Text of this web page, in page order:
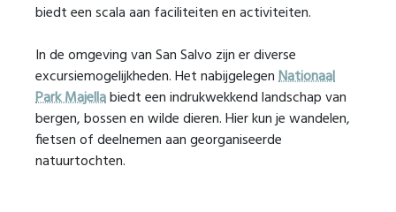
biedt een scala aan faciliteiten en activiteiten.
In de omgeving van San Salvo zijn er diverse
excursiemogelijkheden. Het nabijgelegenNationaal
Park Majellabiedt een indrukwekkend landschap van
bergen, bossen en wilde dieren. Hier kun je wandelen,
fietsen of deelnemen aan georganiseerde
natuurtochten.